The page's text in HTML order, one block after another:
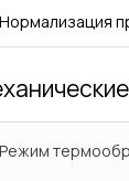
Нормализация
Режим